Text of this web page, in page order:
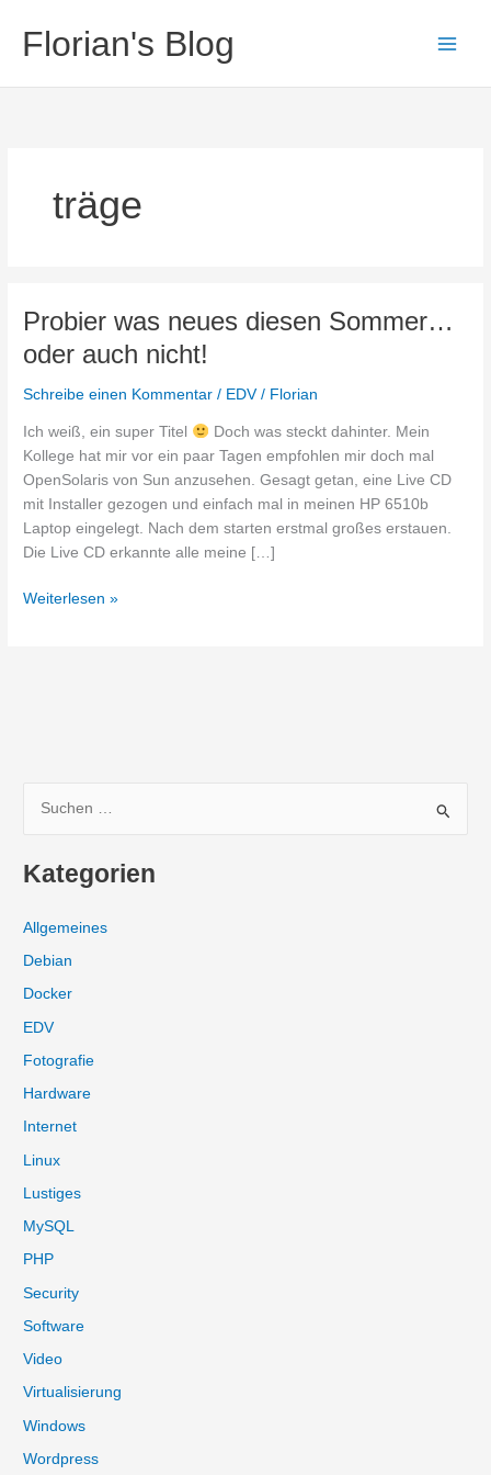
Inhalt
springen
Florian's Blog
träge
Probier was neues diesen Sommer…
oder auch nicht!
Schreibe einen Kommentar / EDV/ Florian
Ich weiß, ein super Titel
Doch was steckt dahinter. Mein
Kollege hat mir vor ein paar Tagen empfohlen mir doch mal
OpenSolaris von Sun anzusehen. Gesagt getan, eine Live CD
mit Installer gezogen und einfach mal in meinen HP 6510b
Laptop eingelegt. Nach dem starten erstmal großes erstauen.
Die Live CD erkannte alle meine […]
Probier
Weiterlesen »
h
a
c
h
:
Kategorien
Allgemeines
Debian
Docker
EDV
Fotografie
Hardware
Internet
Linux
Lustiges
MySQL
PHP
Security
Software
Video
Virtualisierung
Windows
Wordpress